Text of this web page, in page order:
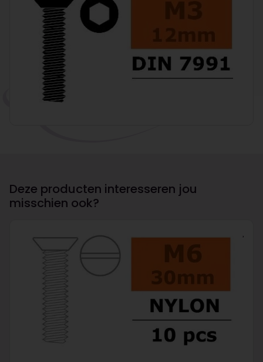
Deze producten interesseren jou
misschien ook?